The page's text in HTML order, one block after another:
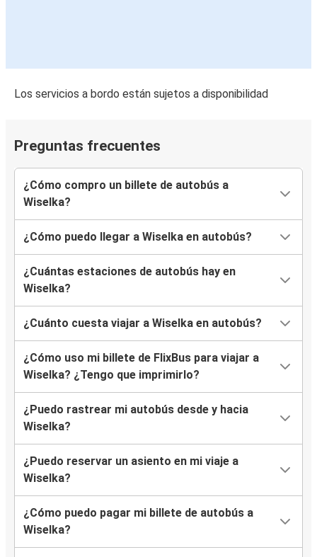
Los servicios a bordo están sujetos a disponibilidad
Preguntas frecuentes
¿Cómo compro un billete de autobús a
Wiselka?
¿Cómo puedo llegar a Wiselka en autobús?
¿Cuántas estaciones de autobús hay en
Wiselka?
¿Cuánto cuesta viajar a Wiselka en autobús?
¿Cómo uso mi billete de FlixBus para viajar a
Wiselka? ¿Tengo que imprimirlo?
¿Puedo rastrear mi autobús desde y hacia
Wiselka?
¿Puedo reservar un asiento en mi viaje a
Wiselka?
¿Cómo puedo pagar mi billete de autobús a
Wiselka?